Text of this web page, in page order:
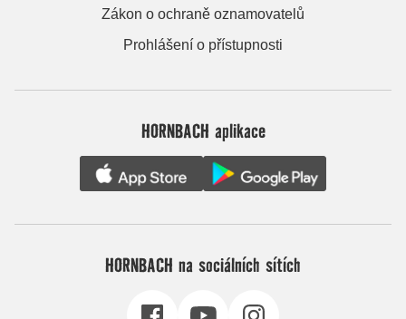
Zákon o ochraně oznamovatelů
Prohlášení o přístupnosti
HORNBACH aplikace
HORNBACH na sociálních sítích